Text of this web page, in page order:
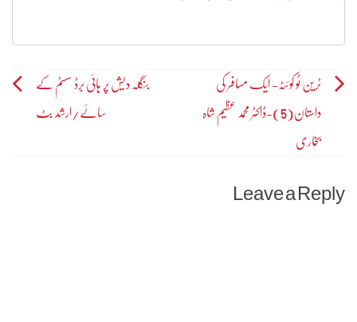
Post
navigation
ٹرین ٹو کوئٹہ- ایک مسافر کی
داستان(5)-ڈاکٹر محمد عظیم شاہ
بخاری
بنگلہ دیش پر ہائی برڈ سسٹم کے
سائے/ارشد بٹ
Leave a Reply